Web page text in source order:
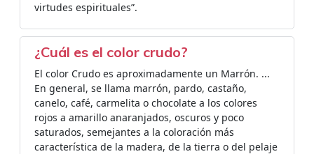
virtudes espirituales”.
¿Cuál es el color crudo?
El color Crudo es aproximadamente un Marrón. ...
En general, se llama marrón, pardo, castaño,
canelo, café, carmelita o chocolate a los colores
rojos a amarillo anaranjados, oscuros y poco
saturados, semejantes a la coloración más
característica de la madera, de la tierra o del pelaje